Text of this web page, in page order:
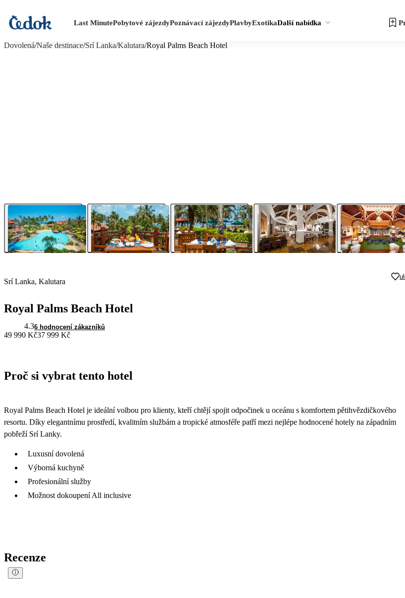
Last MinutePobytové zájezdyPoznávací zájezdyPlavbyExotikaDalší nabídka
Dovolená/Naše destinace/Srí Lanka/Kalutara/Royal Palms Beach Hotel
Srí Lanka, Kalutara
Royal Palms Beach Hotel
4.36 hodnocení zákazníků
49 990 Kč37 999 Kč
Proč si vybrat tento hotel
Royal Palms Beach Hotel je ideální volbou pro klienty, kteří chtějí spojit odpočinek u oceánu s komfortem pětihvězdičkového
resortu. Díky elegantnímu prostředí, kvalitním službám a tropické atmosféře patří mezi nejlépe hodnocené hotely na západním
pobřeží Srí Lanky.
Luxusní dovolená
Výborná kuchyně
Profesionální služby
Možnost dokoupení All inclusive
Recenze